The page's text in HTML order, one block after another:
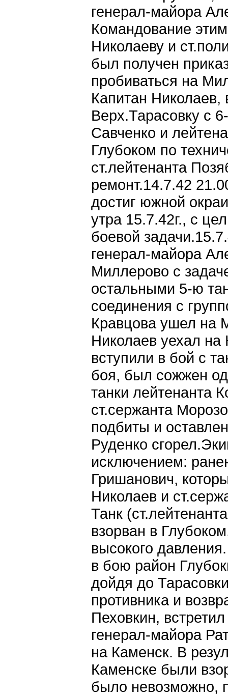
генерал-майора
Командование
Николаеву и
был получен
пробиваться на
Капитан Николаев,
Верх.Тарасовку с
Савченко и
Глубоком по
ст.лейтенанта
ремонт.14.7.42
достиг южной
утра 15.7.42г., с
боевой
генерал-майора
Миллерово с
остальными 5-ю
соединения с
Кравцова ушел на
Николаев уехал на
вступили в бой с
боя, был сожжен
танки лейтенанта
ст.сержанта
подбиты и
Руденко
исключением:
Гришанович,
Николаев и
Танк
взорван в
высокого
в бою район
дойдя до
противника и
Пеховкин,
генерал-майора
на Каменск. В
Каменске были
было невозможно,